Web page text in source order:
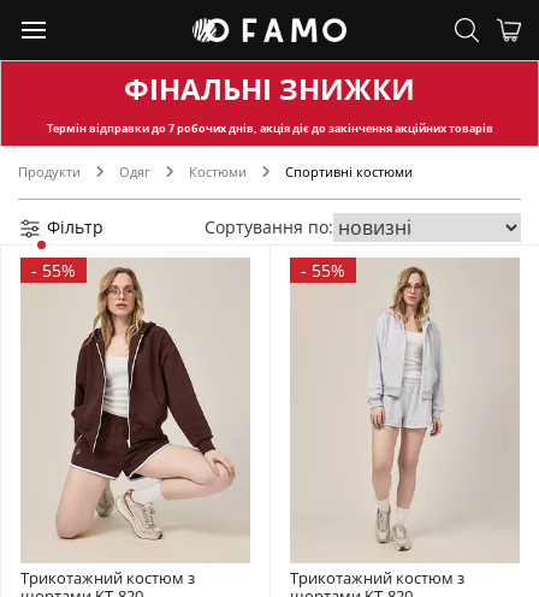
ФІНАЛЬНІ ЗНИЖКИ
Термін відправкидо 7 робочих днів, акція діє до закінчення акційних товарів
Продукти Одяг Костюми Спортивні костюми
Фільтр
Сортування по:
- 55%
Трикотажний костюм з
- 55%
Трикотажний костюм з